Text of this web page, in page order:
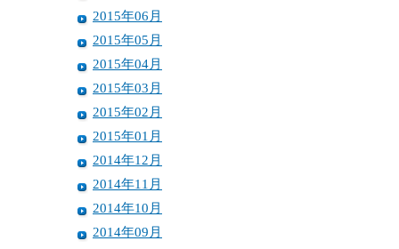
2015年06月
2015年05月
2015年04月
2015年03月
2015年02月
2015年01月
2014年12月
2014年11月
2014年10月
2014年09月